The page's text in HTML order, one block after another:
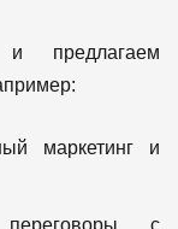
и предлагаем
маркетинг и
с